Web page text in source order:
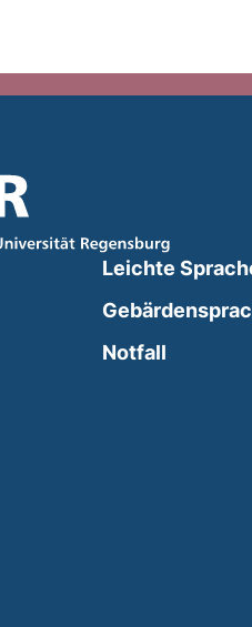
in a new window)
Leichte
Notfall